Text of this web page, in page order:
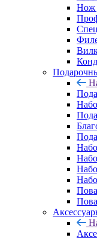
Нож